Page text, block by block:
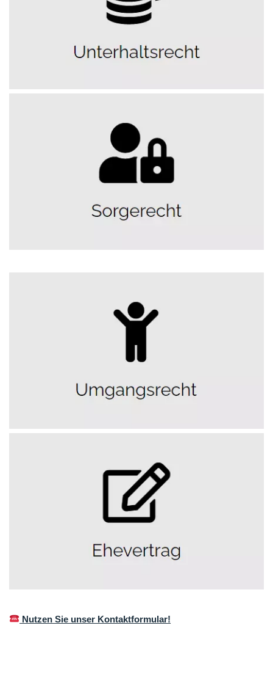
Nutzen Sie unser Kontaktformular!